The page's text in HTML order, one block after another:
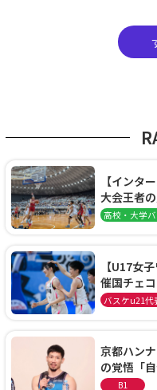
【インタ
大会王者
阜女子に
高校・大学
【U17女
催国チェ
通過！準
バスケu21代
京都ハン
の覚悟「
に、京都
B1